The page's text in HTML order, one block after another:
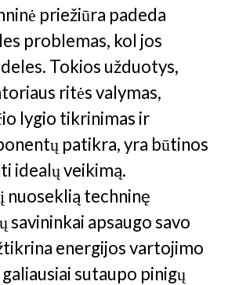
priežiūra padeda
problemas, kol jos
Tokios užduotys,
ritės valymas,
lygio tikrinimas ir
patikra, yra būtinos
idealų veikimą.
nuoseklią techninę
savininkai apsaugo savo
energijos vartojimo
sutaupo pinigų